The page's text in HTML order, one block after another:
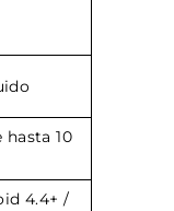
10
4.4+ /